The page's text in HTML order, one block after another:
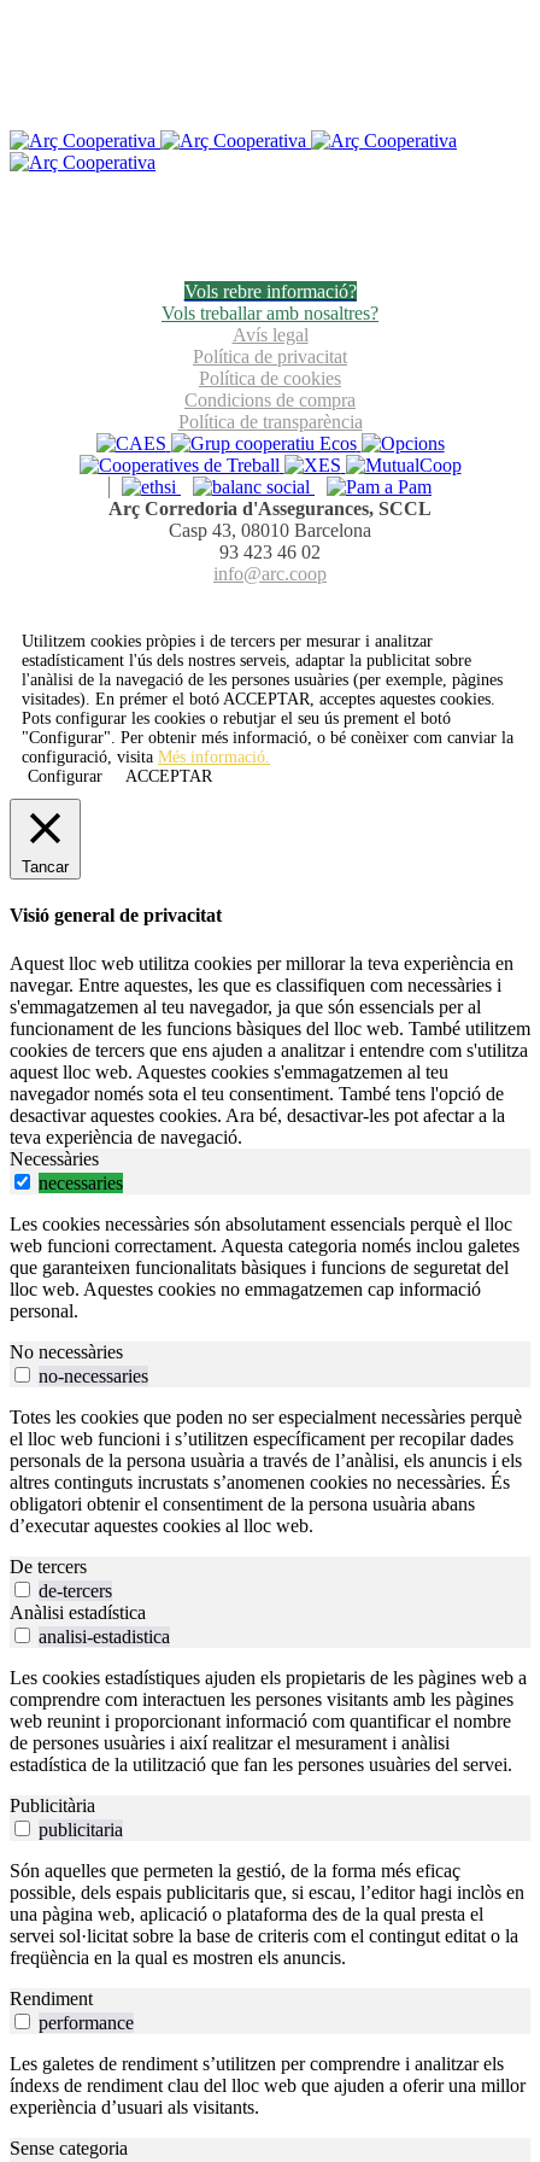
Vols rebre informació?
Vols treballar amb nosaltres?
Avís legal
Política de privacitat
Política de cookies
Condicions de compra
Política de transparència
Arç Corredoria d'Assegurances, SCCL
Casp 43, 08010 Barcelona
93 423 46 02
info@arc.coop
Utilitzem cookies pròpies i de tercers per mesurar i analitzar
estadísticament l'ús dels nostres serveis, adaptar la publicitat sobre
l'anàlisi de la navegació de les persones usuàries (per exemple, pàgines
visitades). En prémer el botó ACCEPTAR, acceptes aquestes cookies.
Pots configurar les cookies o rebutjar el seu ús prement el botó
"Configurar". Per obtenir més informació, o bé conèixer com canviar la
configuració, visita Més informació.
Configurar
ACCEPTAR
Tancar
Visió general de privacitat
Aquest lloc web utilitza cookies per millorar la teva experiència en
navegar. Entre aquestes, les que es classifiquen com necessàries i
s'emmagatzemen al teu navegador, ja que són essencials per al
funcionament de les funcions bàsiques del lloc web. També utilitzem
cookies de tercers que ens ajuden a analitzar i entendre com s'utilitza
aquest lloc web. Aquestes cookies s'emmagatzemen al teu
navegador només sota el teu consentiment. També tens l'opció de
desactivar aquestes cookies. Ara bé, desactivar-les pot afectar a la
teva experiència de navegació.
Necessàries
necessaries
Les cookies necessàries són absolutament essencials perquè el lloc
web funcioni correctament. Aquesta categoria només inclou galetes
que garanteixen funcionalitats bàsiques i funcions de seguretat del
lloc web. Aquestes cookies no emmagatzemen cap informació
personal.
No necessàries
no-necessaries
Totes les cookies que poden no ser especialment necessàries perquè
el lloc web funcioni i s’utilitzen específicament per recopilar dades
personals de la persona usuària a través de l’anàlisi, els anuncis i els
altres continguts incrustats s’anomenen cookies no necessàries. És
obligatori obtenir el consentiment de la persona usuària abans
d’executar aquestes cookies al lloc web.
De tercers
de-tercers
Anàlisi estadística
analisi-estadistica
Les cookies estadístiques ajuden els propietaris de les pàgines web a
comprendre com interactuen les persones visitants amb les pàgines
web reunint i proporcionant informació com quantificar el nombre
de persones usuàries i així realitzar el mesurament i anàlisi
estadística de la utilització que fan les persones usuàries del servei.
Publicitària
publicitaria
Són aquelles que permeten la gestió, de la forma més eficaç
possible, dels espais publicitaris que, si escau, l’editor hagi inclòs en
una pàgina web, aplicació o plataforma des de la qual presta el
servei sol·licitat sobre la base de criteris com el contingut editat o la
freqüència en la qual es mostren els anuncis.
Rendiment
performance
Les galetes de rendiment s’utilitzen per comprendre i analitzar els
índexs de rendiment clau del lloc web que ajuden a oferir una millor
experiència d’usuari als visitants.
Sense categoria